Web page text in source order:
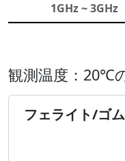
1GHz ~ 3GHz
観測温度：20℃
フェライト/ゴ